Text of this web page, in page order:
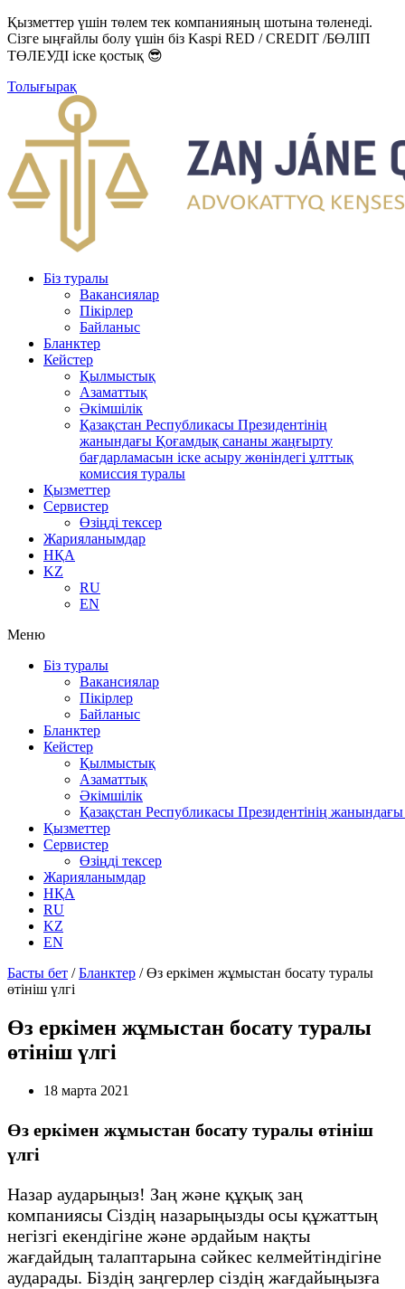
Қызметтер үшін төлем тек компанияның шотына төленеді.
Сізге ыңғайлы болу үшін біз Kaspi RED / CREDIT /БӨЛІП
ТӨЛЕУДІ іске қостық 😎
Толығырақ
Біз туралы
Вакансиялар
Пікірлер
Байланыс
Бланктер
Кейстер
Қылмыстық
Азаматтық
Әкімшілік
Қазақстан Республикасы Президентінің
жанындағы Қоғамдық сананы жаңғырту
бағдарламасын іске асыру жөніндегі ұлттық
комиссия туралы
Қызметтер
Сервистер
Өзіңді тексер
Жарияланымдар
НҚА
KZ
RU
EN
Меню
Біз туралы
Вакансиялар
Пікірлер
Байланыс
Бланктер
Кейстер
Қылмыстық
Азаматтық
Әкімшілік
Қазақстан Республикасы Президентінің
Қызметтер
Сервистер
Өзіңді тексер
Жарияланымдар
НҚА
RU
KZ
EN
Басты бет /Бланктер /Өз еркімен жұмыстан босату туралы
өтініш үлгі
Өз еркімен жұмыстан босату туралы
өтініш үлгі
18 марта 2021
Өз еркімен жұмыстан босату туралы өтініш
үлгі
Назар аударыңыз! Заң және құқық заң
компаниясы Сіздің назарыңызды осы құжаттың
негізгі екендігіне және әрдайым нақты
жағдайдың талаптарына сәйкес келмейтіндігіне
аударады. Біздің заңгерлер сіздің жағдайыңызға